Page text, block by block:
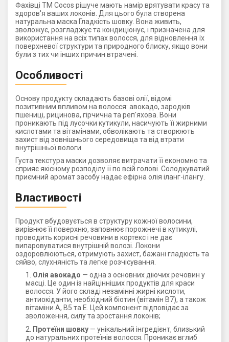
Фахівці ТМ Cocos рішуче мають намір врятувати красу та
здоров'я ваших локонів. Для цього була створена
натуральна маска Гладкість шовку. Вона живить,
зволожує, розгладжує та кондиціонує, і призначена для
використання на всіх типах волосся, для відновлення їх
поверхневої структури та природного блиску, якщо вони
були з тих чи інших причин втрачені.
Особливості
Основу продукту складають базові олії, відомі
позитивним впливом на волосся: авокадо, зародків
пшениці, рицинова, гірчична та реп'яхова. Вони
проникають під лусочки кутикули, насичують її жирними
кислотами та вітамінами, обволікають та створюють
захист від зовнішнього середовища та від втрати
внутрішньої вологи.
Густа текстура маски дозволяє витрачати її економно та
сприяє якісному розподілу її по всій голові. Солодкуватий
приємний аромат засобу надає ефірна олія іланг-ілангу.
Властивості
Продукт вбудовується в структуру кожної волосини,
вирівнює її поверхню, заповнює порожнечі в кутикулі,
проводить корисні речовини в кортекс і не дає
випаровуватися внутрішній волозі. Локони
оздоровлюються, отримують захист, бажані гладкість та
сяйво, слухняність та легке розчісування.
Олія авокадо — одна з основних діючих речовин у
масці. Це один із найцінніших продуктів для краси
волосся. У його складі незамінні жирні кислоти,
антиокіданти, необхідний біотин (вітамін В7), а також
вітаміни А, В5 та Е. Цей компонент відповідає за
зволоження, силу та зростання локонів;
Протеїни шовку — унікальний інгредієнт, близький
до натуральних протеїнів волосся. Проникає вглиб